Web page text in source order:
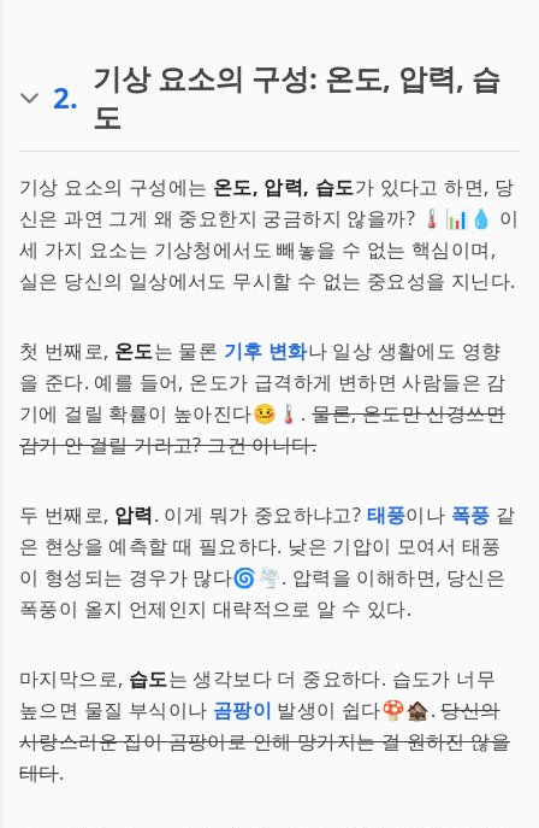
2. 기상 요소의 구성: 온도, 압력, 습
도
기상 요소의 구성에는 온도, 압력, 습도가 있다고 하면, 당
신은 과연 그게 왜 중요한지 궁금하지 않을까? 🌡️📊💧 이
세 가지 요소는 기상청에서도 빼놓을 수 없는 핵심이며,
실은 당신의 일상에서도 무시할 수 없는 중요성을 지닌다.
첫 번째로, 온도는 물론 기후 변화나 일상 생활에도 영향
을 준다. 예를 들어, 온도가 급격하게 변하면 사람들은 감
기에 걸릴 확률이 높아진다🤒🌡️.물론, 온도만 신경쓰면
감기 안 걸릴 거라고? 그건 아니다.
두 번째로, 압력. 이게 뭐가 중요하냐고? 태풍이나 폭풍 같
은 현상을 예측할 때 필요하다. 낮은 기압이 모여서 태풍
이 형성되는 경우가 많다🌀🌪️. 압력을 이해하면, 당신은
폭풍이 올지 언제인지 대략적으로 알 수 있다.
마지막으로, 습도는 생각보다 더 중요하다. 습도가 너무
높으면 물질 부식이나 곰팡이 발생이 쉽다🍄🏚️.당신의
사랑스러운 집이 곰팡이로 인해 망가지는 걸 원하진 않을
테다.